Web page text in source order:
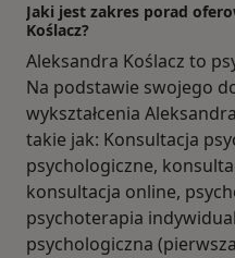
Jaki jest zakres porad
Koślacz?
Aleksandra Koślacz to
Na podstawie swojego
wykształcenia
takie jak: Konsultacja
psychologiczne,
konsultacja online,
psychoterapia
psychologiczna